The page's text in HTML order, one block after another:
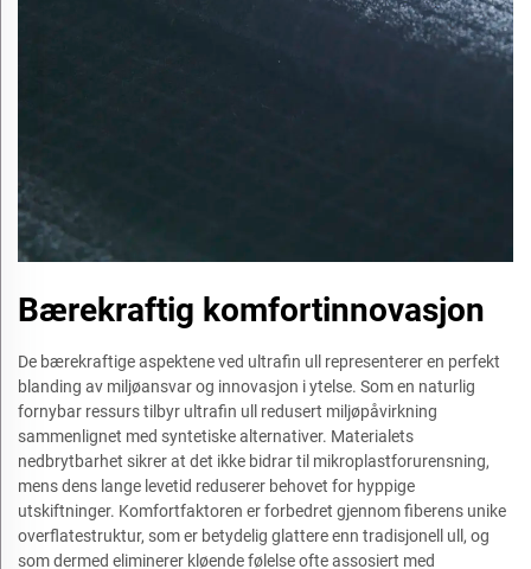
Bærekraftig komfortinnovasjon
De bærekraftige aspektene ved ultrafin ull representerer en perfekt
blanding av miljøansvar og innovasjon i ytelse. Som en naturlig
fornybar ressurs tilbyr ultrafin ull redusert miljøpåvirkning
sammenlignet med syntetiske alternativer. Materialets
nedbrytbarhet sikrer at det ikke bidrar til mikroplastforurensning,
mens dens lange levetid reduserer behovet for hyppige
utskiftninger. Komfortfaktoren er forbedret gjennom fiberens unike
overflatestruktur, som er betydelig glattere enn tradisjonell ull, og
som dermed eliminerer kløende følelse ofte assosiert med